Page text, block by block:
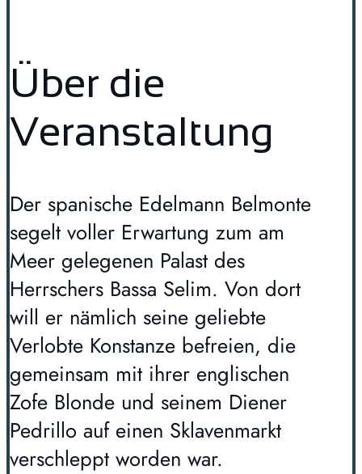
Über die
Veranstaltung
Der spanische Edelmann Belmonte
segelt voller Erwartung zum am
Meer gelegenen Palast des
Herrschers Bassa Selim. Von dort
will er nämlich seine geliebte
Verlobte Konstanze befreien, die
gemeinsam mit ihrer englischen
Zofe Blonde und seinem Diener
Pedrillo auf einen Sklavenmarkt
verschleppt worden war.